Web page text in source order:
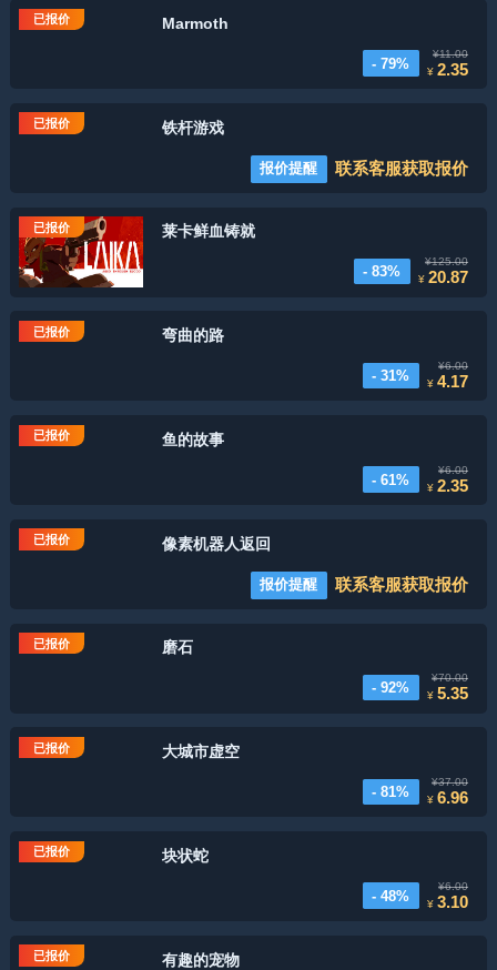
已报价 Marmoth
- 79%
¥11.00
¥2.35
已报价 铁杆游戏
报价提醒 联系客服获取报价
已报价 莱卡鲜血铸就
- 83%
¥125.00
¥20.87
已报价 弯曲的路
- 31%
¥6.00
¥4.17
已报价 鱼的故事
- 61%
¥6.00
¥2.35
已报价 像素机器人返回
报价提醒 联系客服获取报价
已报价 磨石
- 92%
¥70.00
¥5.35
已报价 大城市虚空
- 81%
¥37.00
¥6.96
已报价 块状蛇
- 48%
¥6.00
¥3.10
已报价 有趣的宠物